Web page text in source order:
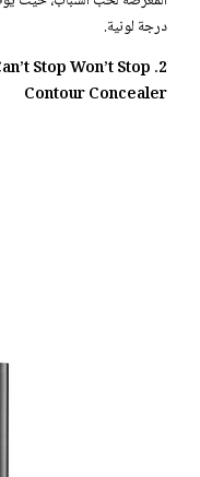
درجة لونية.
Stop Won’t Stop
Contour Concealer